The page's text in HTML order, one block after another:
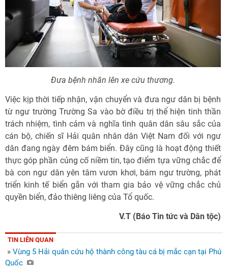
Đưa bệnh nhân lên xe cứu thương.
Việc kịp thời tiếp nhận, vận chuyển và đưa ngư dân bị bệnh
từ ngư trường Trường Sa vào bờ điều trị thể hiện tinh thần
trách nhiệm, tình cảm và nghĩa tình quân dân sâu sắc của
cán bộ, chiến sĩ Hải quân nhân dân Việt Nam đối với ngư
dân đang ngày đêm bám biển. Đây cũng là hoạt động thiết
thực góp phần củng cố niềm tin, tạo điểm tựa vững chắc để
bà con ngư dân yên tâm vươn khơi, bám ngư trường, phát
triển kinh tế biển gắn với tham gia bảo vệ vững chắc chủ
quyền biển, đảo thiêng liêng của Tổ quốc.
V.T (Báo Tin tức và Dân tộc)
TIN LIÊN QUAN
» Vùng 5 Hải quân cứu hộ thành công tàu cá bị mắc cạn tại Phú
Quốc